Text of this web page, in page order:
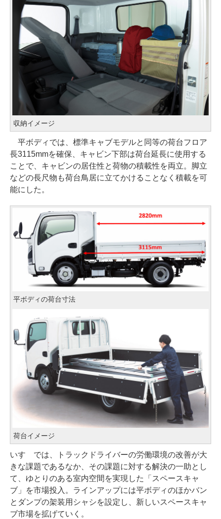
収納イメージ
平ボディでは、標準キャブモデルと同等の荷台フロア
長3115mmを確保、キャビン下部は荷台延長に使用する
ことで、キャビンの居住性と荷物の積載性を両立。脚立
などの長尺物も荷台鳥居に立てかけることなく積載を可
能にした。
平ボディの荷台寸法
荷台イメージ
いすゞでは、トラックドライバーの労働環境の改善が大
きな課題であるなか、その課題に対する解決の一助とし
て、ゆとりのある室内空間を実現した「スペースキャ
ブ」を市場投入。ラインアップには平ボディのほかバン
とダンプの架装用シャシを設定し、新しいスペースキャ
ブ市場を拡げていく。